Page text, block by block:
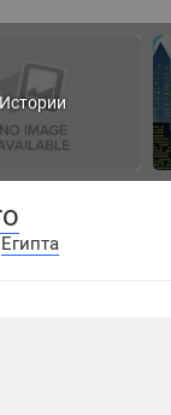
Истории
Египта